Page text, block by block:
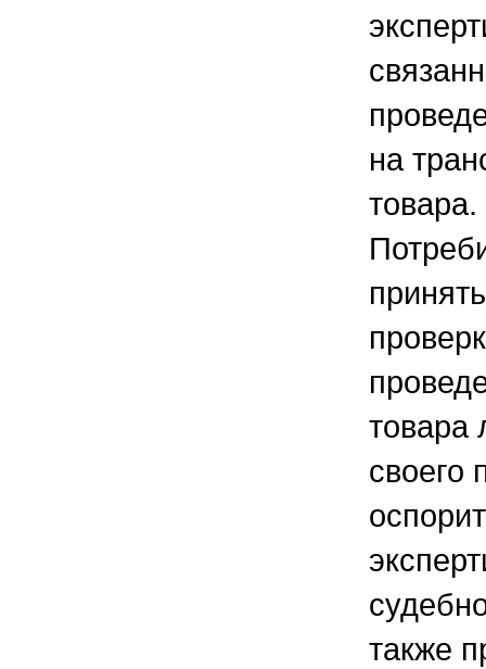
на
товара.
товара
своего
также